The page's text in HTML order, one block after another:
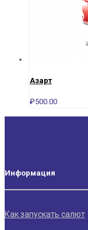
Азарт
₽500.00
Информация
Как запускать салют